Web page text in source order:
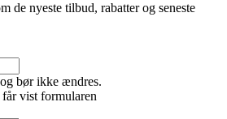
de nyeste tilbud, rabatter og seneste
bør ikke ændres.
vist formularen